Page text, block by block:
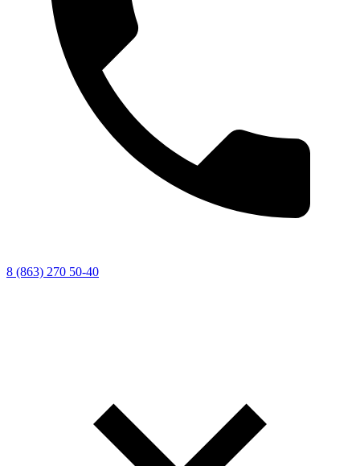
8 (863) 270 50-40